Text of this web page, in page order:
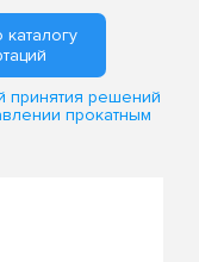
принятия решений
прокатным